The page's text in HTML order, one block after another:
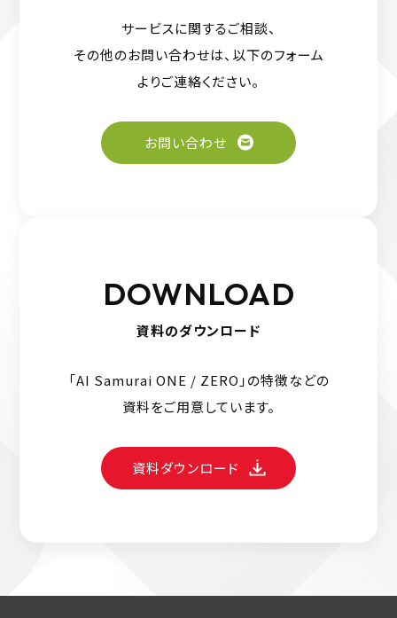
サービスに関するご相談、
その他のお問い合わせは、 以下のフォーム
よりご連絡ください。
お問い合わせ
DOWNLOAD
資料のダウンロード
「AI Samurai ONE / ZERO」の特徴などの
資料をご用意しています。
資料ダウンロード